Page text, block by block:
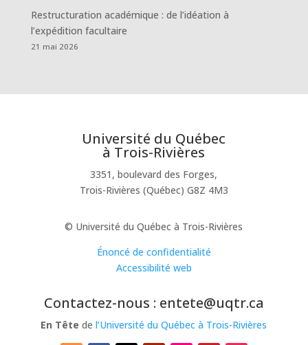
Restructuration académique : de l’idéation à
l’expédition facultaire
21 mai 2026
Université du Québec
à Trois-Rivières
3351, boulevard des Forges,
Trois-Rivières (Québec) G8Z 4M3
© Université du Québec à Trois-Rivières
Énoncé de confidentialité
Accessibilité web
Contactez-nous : entete@uqtr.ca
En Tête del’Université du Québec à Trois-Rivières